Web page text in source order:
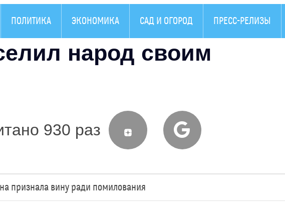
ПОЛИТИКА ЭКОНОМИКА САД И ОГОРОД ПРЕСС-РЕЛИЗЫ
народ своим
930 раз
признала вину ради помилования